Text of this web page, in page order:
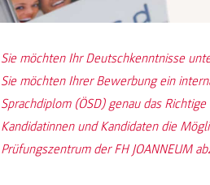
Sie möchten Ihr Deutschkenntnisse
Sie möchten Ihrer Bewerbung ein
Sprachdiplom (ÖSD) genau das
Kandidatinnen und Kandidaten die
Prüfungszentrum der FH JOANNEUM